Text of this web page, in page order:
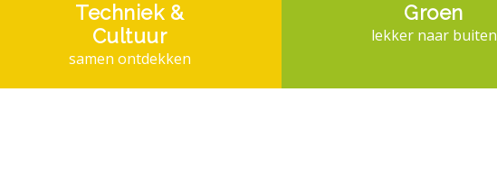
Techniek &
Cultuur
samen ontdekken
Groen
lekker naar buiten